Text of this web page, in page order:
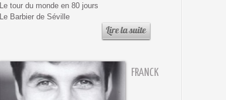
Le tour du monde en 80 jours
Le Barbier de Séville
FRANCK